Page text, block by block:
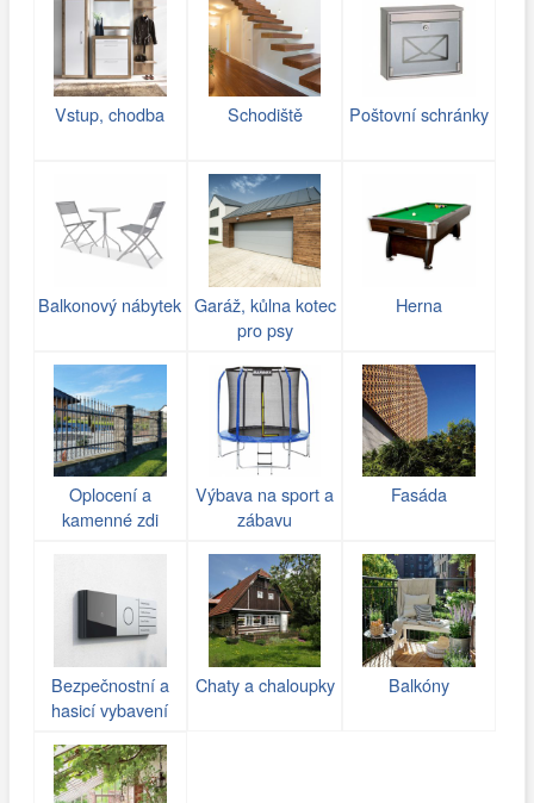
Vstup, chodba Schodiště Poštovní schránky
Balkonový nábytek Garáž, kůlna kotec
pro psy
Herna
Oplocení a
kamenné zdi
Výbava na sport a
zábavu
Fasáda
Bezpečnostní a
hasicí vybavení
Chaty a chaloupky Balkóny